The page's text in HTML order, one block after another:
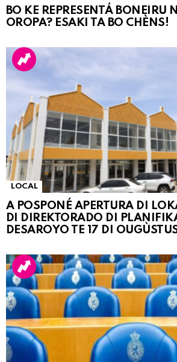
BO KE REPRESENTÁ BONEIRU
OROPA? ESAKI TA BO CHÈNS!
LOCAL
A POSPONÉ APERTURA DI
DI DIREKTORADO DI
DESAROYO TE 17 DI